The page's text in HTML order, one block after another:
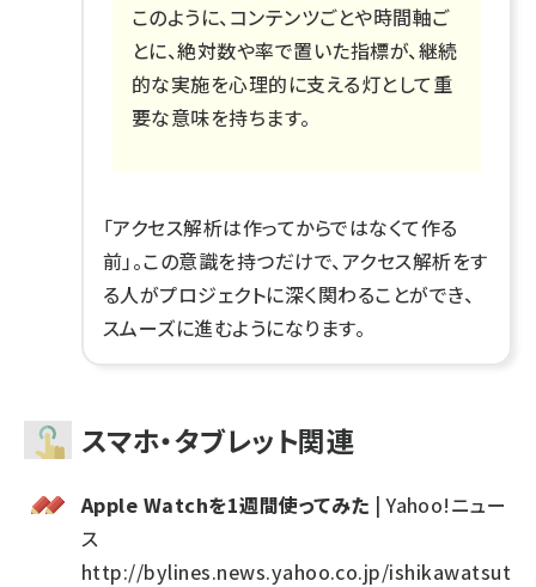
このように、コンテンツごとや時間軸ご
とに、絶対数や率で置いた指標が、継続
的な実施を心理的に支える灯として重
要な意味を持ちます。
「アクセス解析は作ってからではなくて作る
前」。この意識を持つだけで、アクセス解析をす
る人がプロジェクトに深く関わることができ、
スムーズに進むようになります。
スマホ・タブレット関連
Apple Watchを1週間使ってみた | Yahoo!ニュー
ス
http://bylines.news.yahoo.co.jp/ishikawatsut